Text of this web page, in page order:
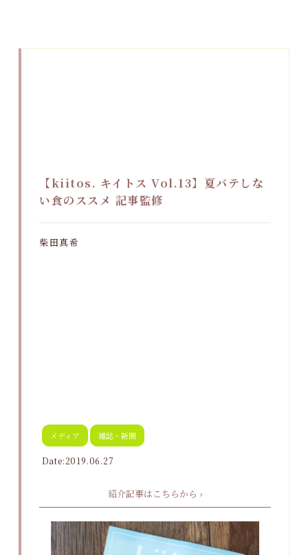
【kiitos. キイトス Vol.13】夏バテしな
い食のススメ 記事監修
柴田真希
メディア 雑誌・新聞
Date:2019.06.27
紹介記事はこちらから ›